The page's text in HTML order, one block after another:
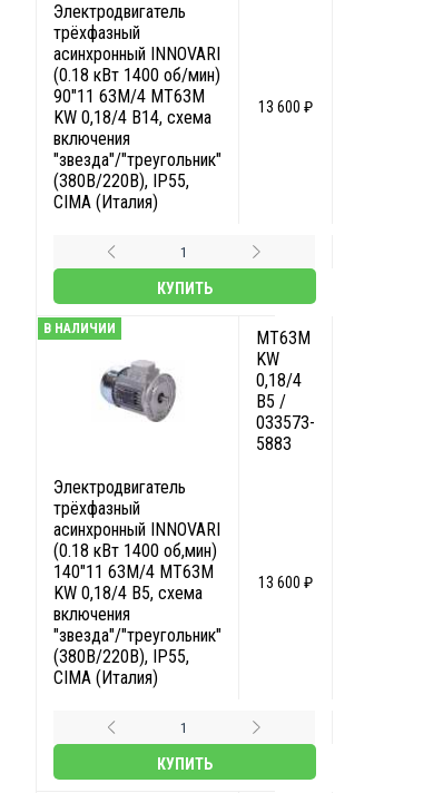
Электродвигатель
трёхфазный
асинхронный INNOVARI
(0.18 кВт 1400 об/мин)
90"11 63M/4 MT63M
KW 0,18/4 B14, схема
включения
"звезда"/"треугольник"
(380В/220В), IP55,
CIMA (Италия)
13 600 ₽
КУПИТЬ
В НАЛИЧИИ
MT63M
KW
0,18/4
B5 /
033573-
5883
Электродвигатель
трёхфазный
асинхронный INNOVARI
(0.18 кВт 1400 об,мин)
140"11 63M/4 MT63M
KW 0,18/4 B5, схема
включения
"звезда"/"треугольник"
(380В/220В), IP55,
CIMA (Италия)
13 600 ₽
КУПИТЬ